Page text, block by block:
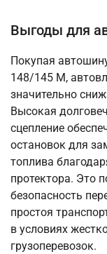
Выгоды для
Покупая
148/145 M,
значительно
Высокая
сцепление
остановок для
топлива
протектора. Это
безопасность
простоя
в условиях
грузоперевозок.